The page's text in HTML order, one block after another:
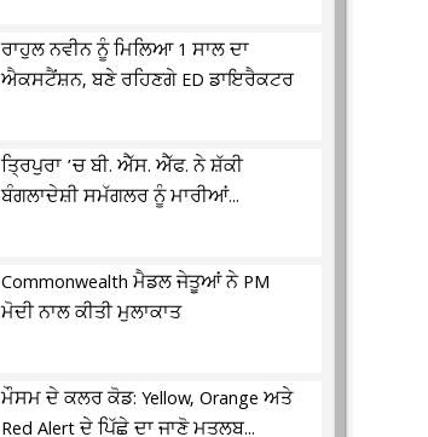
ਰਾਹੁਲ ਨਵੀਨ ਨੂੰ ਮਿਲਿਆ 1 ਸਾਲ ਦਾ
ਐਕਸਟੈਂਸ਼ਨ, ਬਣੇ ਰਹਿਣਗੇ ED ਡਾਇਰੈਕਟਰ
ਤ੍ਰਿਪੁਰਾ ’ਚ ਬੀ. ਐੱਸ. ਐੱਫ. ਨੇ ਸ਼ੱਕੀ
ਬੰਗਲਾਦੇਸ਼ੀ ਸਮੱਗਲਰ ਨੂੰ ਮਾਰੀਆਂ...
Commonwealth ਮੈਡਲ ਜੇਤੂਆਂ ਨੇ PM
ਮੋਦੀ ਨਾਲ ਕੀਤੀ ਮੁਲਾਕਾਤ
ਮੌਸਮ ਦੇ ਕਲਰ ਕੋਡ: Yellow, Orange ਅਤੇ
Red Alert ਦੇ ਪਿੱਛੇ ਦਾ ਜਾਣੋ ਮਤਲਬ...